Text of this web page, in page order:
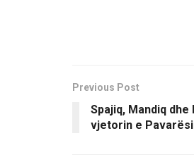
Previous Post
Spajiq, Mandiq
vjetorin e